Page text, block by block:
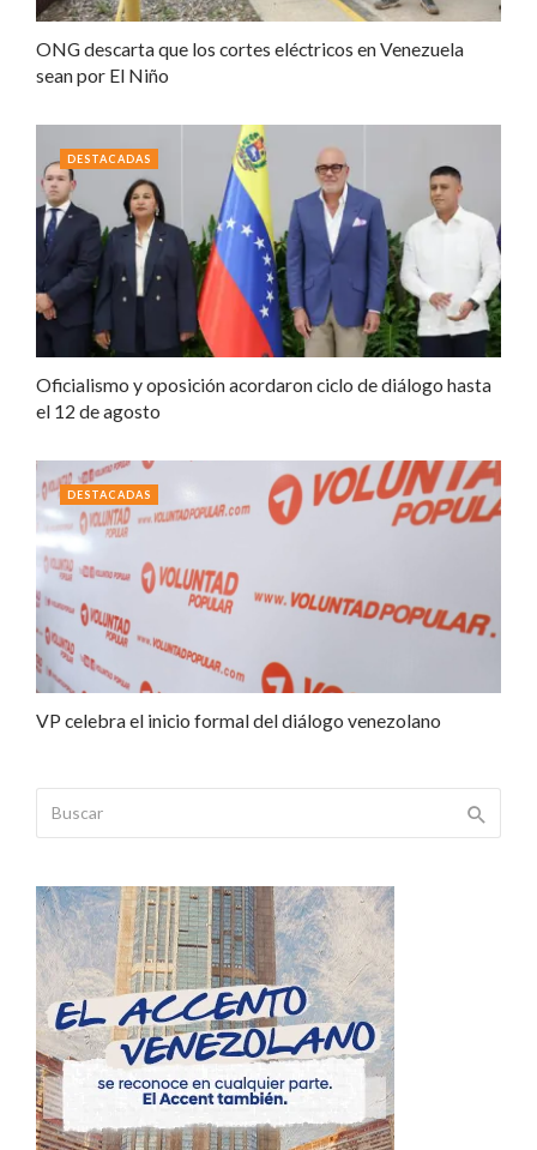
ONG descarta que los cortes eléctricos en Venezuela
sean por El Niño
Oficialismo y oposición acordaron ciclo de diálogo hasta
el 12 de agosto
DESTACADAS
VP celebra el inicio formal del diálogo venezolano
DESTACADAS